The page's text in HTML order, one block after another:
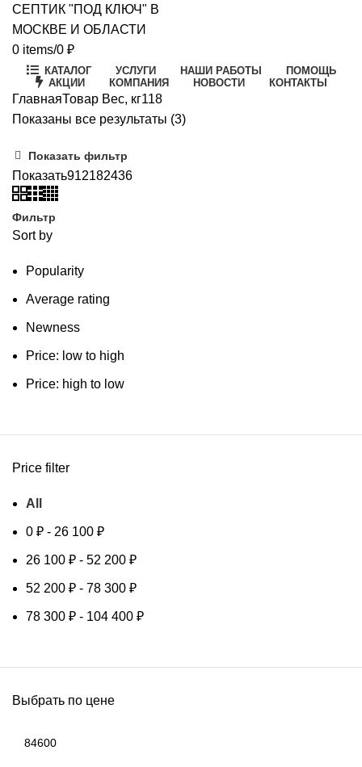
0 items/0 ₽
КАТАЛОГ УСЛУГИ НАШИ РАБОТЫ
ПОМОЩЬ
АКЦИИ
КОМПАНИЯ НОВОСТИ КОНТАКТЫ
ГлавнаяТовар Вес, кг118
Показаны все результаты (3)Цены:
Показать фильтр
Показать912182436
Фильтр
Sort by
Popularity
Average rating
Newness
Price: low to high
Price: high to low
Price filter
All
0 ₽ - 26 100 ₽
26 100 ₽ - 52 200 ₽
52 200 ₽ - 78 300 ₽
78 300 ₽ - 104 400 ₽
Выбрать по цене